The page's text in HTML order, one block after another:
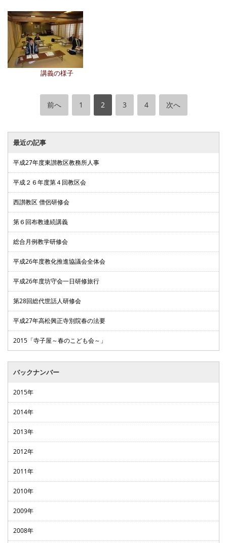
講義の様子
前へ 1 2 3 4 次へ
最近の記事
平成27年度東讃教区教務所人事
平成２６年度第４回教区会
西讃教区 僧侶研修会
第６回布教連続講義
総合月例教学研修会
平成26年度教化推進協議会全体会
平成26年度坊守会一日研修旅行
第28回総代世話人研修会
平成27年高松興正寺別院春の法要
2015「寺子屋～春のこども会～」
バックナンバー
2015年
2014年
2013年
2012年
2011年
2010年
2009年
2008年